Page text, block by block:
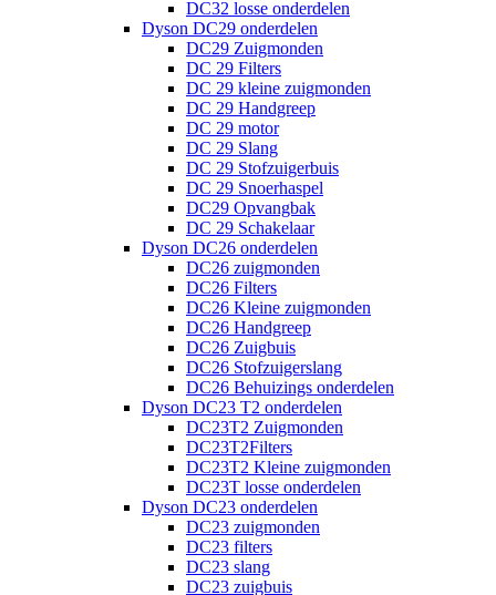
DC32 losse onderdelen
Dyson DC29 onderdelen
DC29 Zuigmonden
DC 29 Filters
DC 29 kleine zuigmonden
DC 29 Handgreep
DC 29 motor
DC 29 Slang
DC 29 Stofzuigerbuis
DC 29 Snoerhaspel
DC29 Opvangbak
DC 29 Schakelaar
Dyson DC26 onderdelen
DC26 zuigmonden
DC26 Filters
DC26 Kleine zuigmonden
DC26 Handgreep
DC26 Zuigbuis
DC26 Stofzuigerslang
DC26 Behuizings onderdelen
Dyson DC23 T2 onderdelen
DC23T2 Zuigmonden
DC23T2Filters
DC23T2 Kleine zuigmonden
DC23T losse onderdelen
Dyson DC23 onderdelen
DC23 zuigmonden
DC23 filters
DC23 slang
DC23 zuigbuis